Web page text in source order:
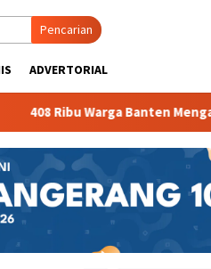
Pencarian
ADVERTORIAL
Ribu Warga Banten Menganggur